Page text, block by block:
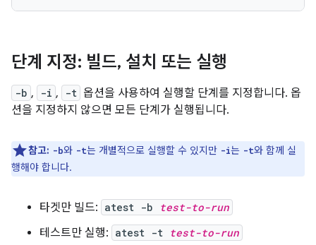
단계 지정: 빌드, 설치 또는 실행
-b , -i , -t 옵션을 사용하여 실행할 단계를 지정합니다. 옵
션을 지정하지 않으면 모든 단계가 실행됩니다.
참고: -b와 -t는 개별적으로 실행할 수 있지만 -i는 -t와 함께 실
행해야 합니다.
타겟만 빌드: atest -b test-to-run
테스트만 실행: atest -t test-to-run